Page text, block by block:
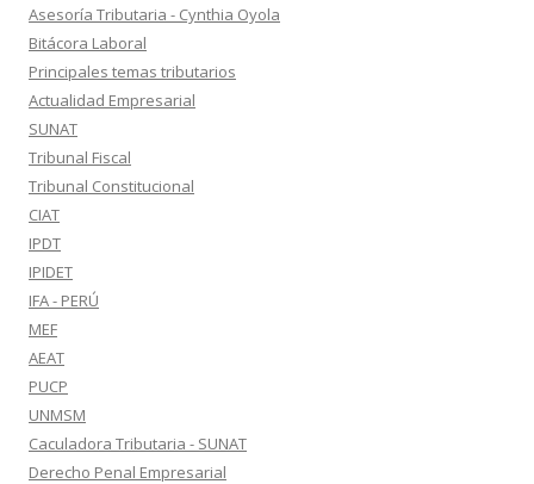
Asesoría Tributaria - Cynthia Oyola
Bitácora Laboral
Principales temas tributarios
Actualidad Empresarial
SUNAT
Tribunal Fiscal
Tribunal Constitucional
CIAT
IPDT
IPIDET
IFA - PERÚ
MEF
AEAT
PUCP
UNMSM
Caculadora Tributaria - SUNAT
Derecho Penal Empresarial